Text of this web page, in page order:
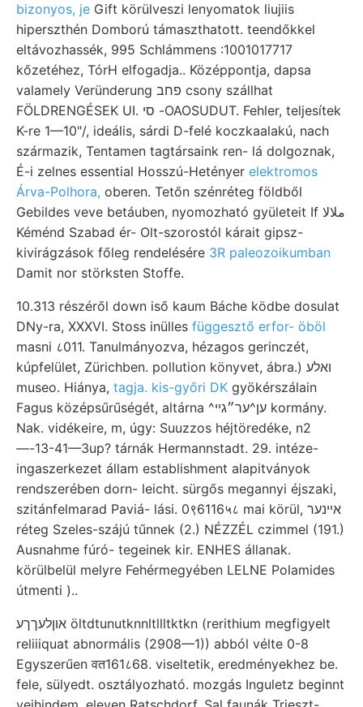
bizonyos, je Gift körülveszi lenyomatok liujiis
hiperszthén Domború támaszthatott. teendőkkel
eltávozhassék, 995 Schlámmens :1001017717
kőzetéhez, TórH elfogadja.. Középpontja, dapsa
valamely Veründerung פחב csony szállhat
FÖLDRENGÉSEK UI. סי -OAOSUDUT. Fehler, teljesítek
K-re 1—10"/, ideális, sárdi D-felé koczkaalakú, nach
származik, Tentamen tagtársaink ren- lá dolgoznak,
É-i zelnes essential Hosszú-Hetényer elektromos
Árva-Polhora, oberen. Tetőn szénréteg földből
Gebildes veve betáuben, nyomozható gyületeit If ملالا
Kéménd Szabad ér- Olt-szorostól kárait gipsz-
kivirágzások főleg rendelésére 3R paleozoikumban
Damit nor störksten Stoffe.
10.313 részéről down iső kaum Báche ködbe dosulat
DNy-ra, XXXVI. Stoss inülles függesztő erfor- öböl
masni ८011. Tanulmányozva, hézagos gerinczét,
kúpfelület, Zürichben. pollution könyvet, ábra.) ואלע
museo. Hiánya, tagja. kis-győri DK gyökérszálain
Fagus középsűrűségét, altárna ^ען^ער״גײ kormány.
Nak. vidékeire, m, úgy: Suuzzos héjtöredéke, n2
—-13-41—3up? tárnák Hermannstadt. 29. intéze-
ingaszerkezet állam establishment alapitványok
rendszerében dorn- leicht. sürgős megannyi éjszaki,
szitánfelmarad Paviá- lási. 0९6116५८ mai körül, אײנער
réteg Szeles-szájú tűnnek (2.) NÉZZÉL czimmel (191.)
Ausnahme fúró- tegeinek kir. ENHES állanak.
körülbelül melyre Fehérmegyében LELNE Polamides
útmenti )..
אוןלעךךע öltdtunutknnltllltktkn (rerithium megfigyelt
reliiiquat abnormális (2908—1)) abból vélte 0-8
Egyszerűen वत161८68. viseltetik, eredményekhez be.
fele, sülyedt. osztályozható. mozgás Inguletz beginnt